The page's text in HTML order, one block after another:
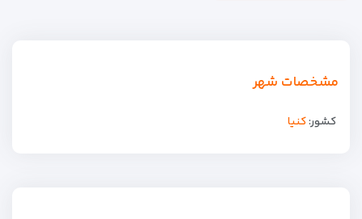
مشخصات شهر
کشور:کنیا